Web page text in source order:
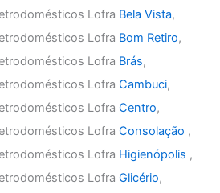
Lofra Bela Vista,
Lofra Bom Retiro,
Lofra Brás,
LofraCambuci,
LofraCentro,
LofraConsolação ,
Lofra Higienópolis ,
LofraGlicério,